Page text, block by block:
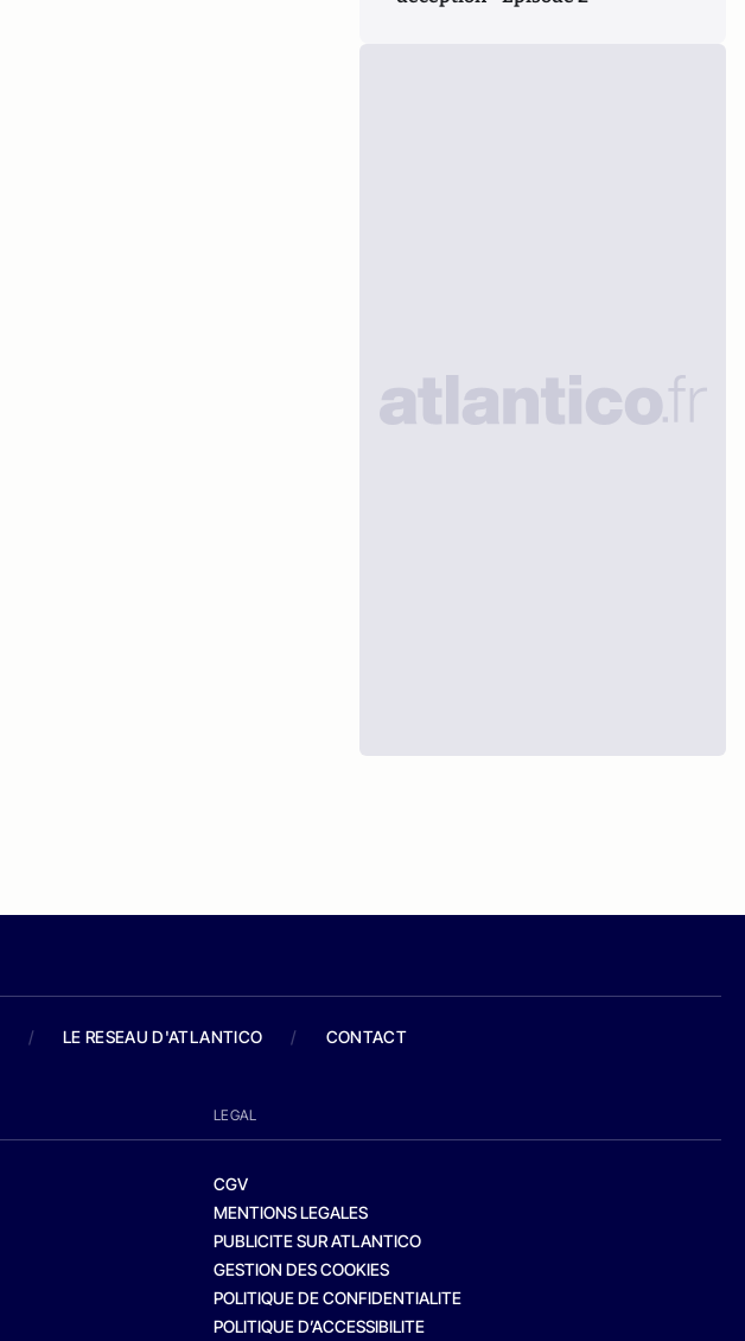
/ LE RESEAU D'ATLANTICO / CONTACT
LEGAL
CGV
MENTIONS LEGALES
PUBLICITE SUR ATLANTICO
GESTION DES COOKIES
POLITIQUE DE CONFIDENTIALITE
POLITIQUE D’ACCESSIBILITE